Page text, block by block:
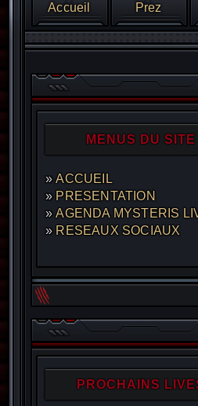
Accueil Prez
MENUS DU SITE
ACCUEIL
PRESENTATION
AGENDA MYSTERIS
RESEAUX SOCIAUX
PROCHAINS